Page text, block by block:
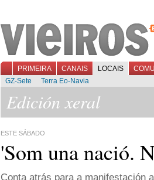
PRIMEIRA CANAIS LOCAIS
GZ-Sete
Terra Eo-Navia
Edición xeral
ESTE SÁBADO
'Som una nació.
Conta atrás para a manifestación